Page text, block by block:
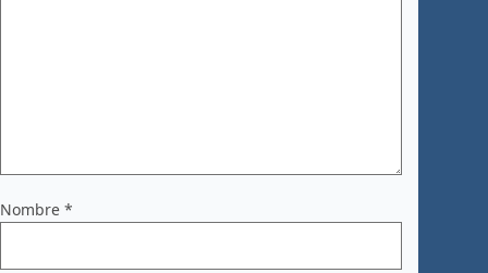
Nombre *